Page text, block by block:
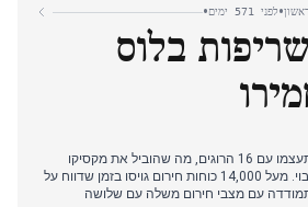
שלטו בסיקור הדיפלומטי, כששר החוץ איוואיה
בשריפת הענק בלוס אנג'לס הגיע
ליום הבגירים, עם תשומת לב מיוחדת לאזורי
טקסים מעוכבים. דפוסי הצריכה של דור
•לפני 571 ימים •
בלוס
שריפות לוס אנג'לס התעצמו עם 16 הרוגים, מה שהוביל את מקסיקו
וקנדה לשלוח כוחות כיבוי. מעל 14,000 כוחות חירום גויסו בזמן שדווח על
עם מצבי חירום משלה עם שלושה